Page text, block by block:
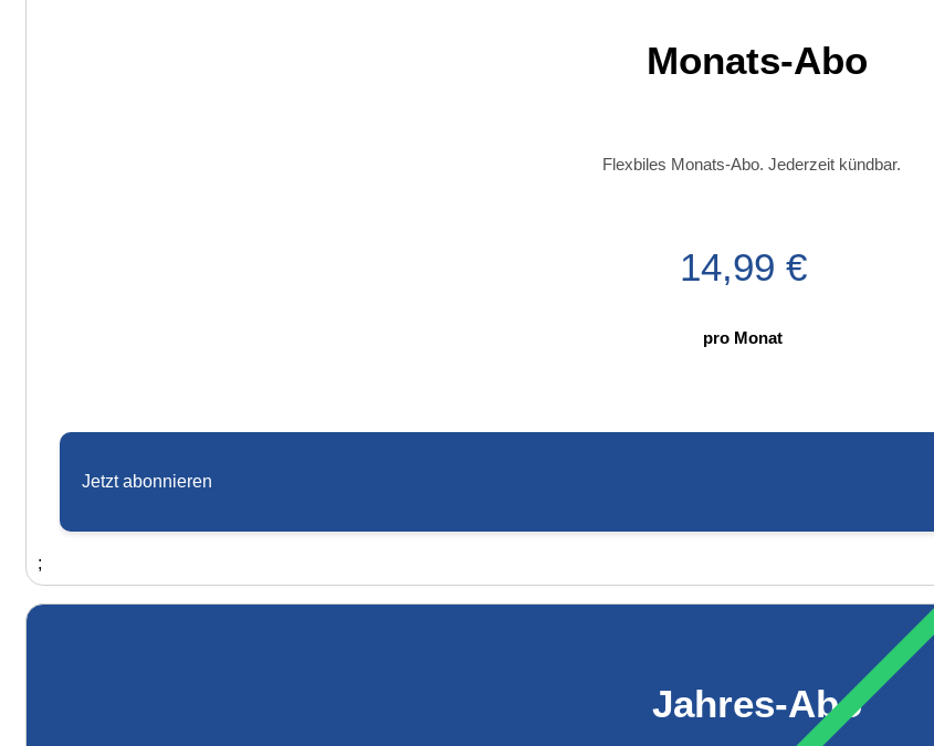
Monats-Abo
Flexbiles Monats-Abo. Jederzeit kündbar.
14,99 €
pro Monat
Jetzt abonnieren
;
Jahres-Abo